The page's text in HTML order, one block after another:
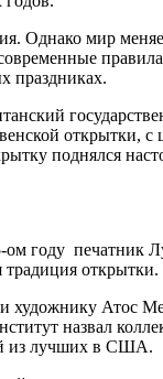
Однако мир
правила
праздниках.
открытки, с
поднялся
ом году печатник
открытки.
художнику Атос
назвал
из лучших в США.